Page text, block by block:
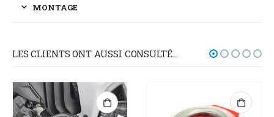
MONTAGE
LES CLIENTS ONT AUSSI CONSULTÉ…